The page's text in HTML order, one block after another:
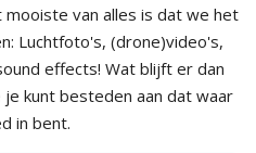
van alles is dat we het
Luchtfoto's, (drone)video's,
effects! Wat blijft er dan
kunt besteden aan dat waar
in bent.